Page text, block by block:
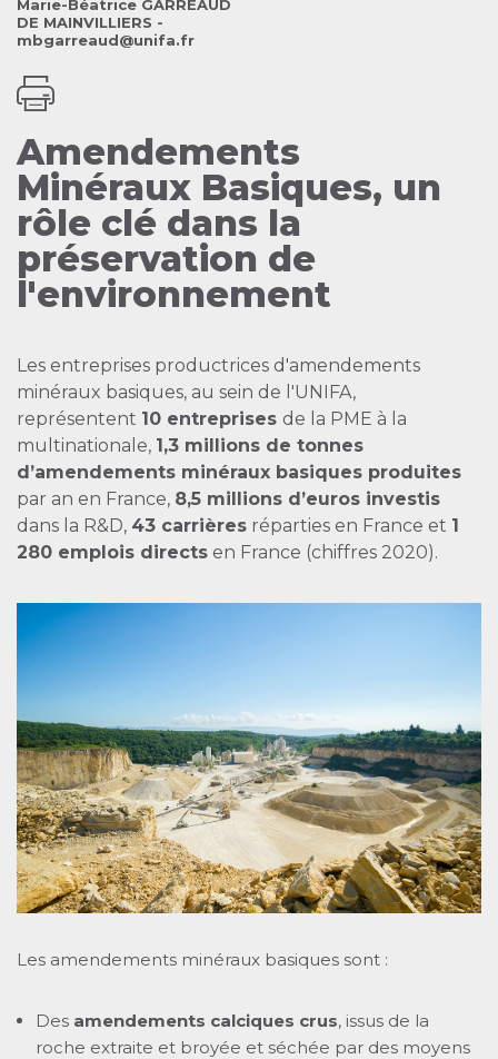
Marie-Béatrice GARREAUD
DE MAINVILLIERS -
mbgarreaud@unifa.fr
Amendements
Minéraux Basiques, un
rôle clé dans la
préservation de
l'environnement
Les entreprises productrices d'amendements
minéraux basiques, au sein de l'UNIFA,
représentent 10 entreprises de la PME à la
multinationale, 1,3 millions de tonnes
d’amendements minéraux basiques produites
par an en France, 8,5 millions d’euros investis
dans la R&D, 43 carrières réparties en France et 1
280 emplois directs en France (chiffres 2020).
Les amendements minéraux basiques sont :
Des amendements calciques crus, issus de la
roche extraite et broyée et séchée par des moyens